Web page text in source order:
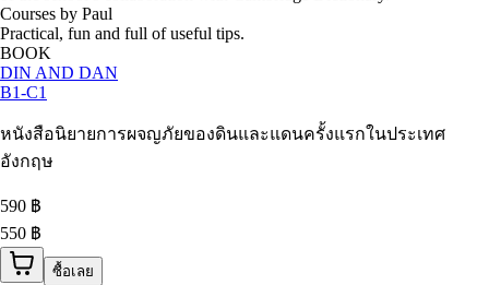
Courses by Paul
Practical, fun and full of useful tips.
BOOK
DIN AND DAN
B1-C1
หนังสือนิยายการผจญภัยของดินและแดนครั้งแรกในประเทศ
อังกฤษ
590 ฿
550 ฿
ซื้อเลย